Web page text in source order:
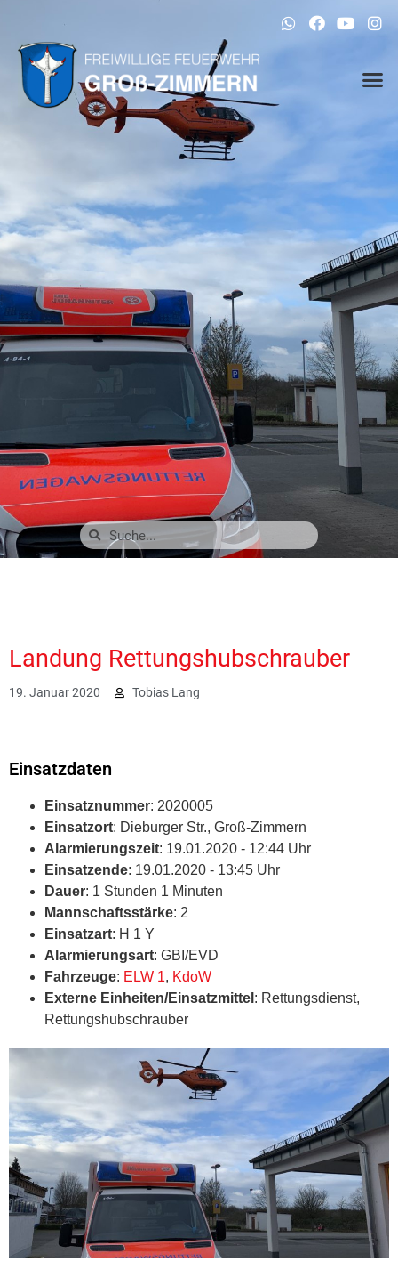
Landung Rettungshubschrauber
19. Januar 2020 Tobias Lang
Einsatzdaten
Einsatznummer: 2020005
Einsatzort: Dieburger Str., Groß-Zimmern
Alarmierungszeit: 19.01.2020 - 12:44 Uhr
Einsatzende: 19.01.2020 - 13:45 Uhr
Dauer: 1 Stunden 1 Minuten
Mannschaftsstärke: 2
Einsatzart: H 1 Y
Alarmierungsart: GBI/EVD
Fahrzeuge: ELW 1, KdoW
Externe Einheiten/Einsatzmittel : Rettungsdienst,
Rettungshubschrauber